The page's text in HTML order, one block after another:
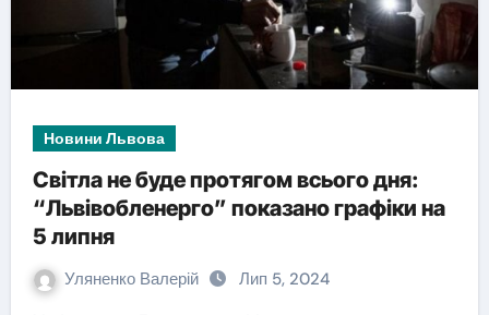
Новини Львова
Світла не буде протягом всього дня:
“Львівобленерго” показано графіки на
5 липня
Уляненко Валерій Лип 5, 2024